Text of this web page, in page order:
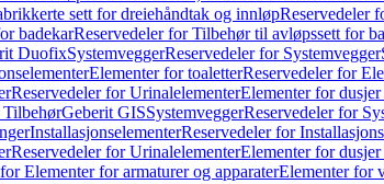
sett for dreiehåndtak og innløpReservedeler
badekarReservedeler for Tilbehør til avløpssett for
DuofixSystemveggerReservedeler for Systemvegger
Elementer for toaletterReservedeler for
Reservedeler for UrinalelementerElementer for
TilbehørGeberit GISSystemveggerReservedeler for
InstallasjonselementerReservedeler for
Reservedeler for UrinalelementerElementer for
Elementer for armaturer og apparaterElementer for